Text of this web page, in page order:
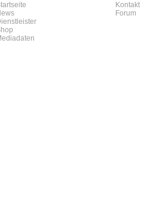
Kontakt
Forum